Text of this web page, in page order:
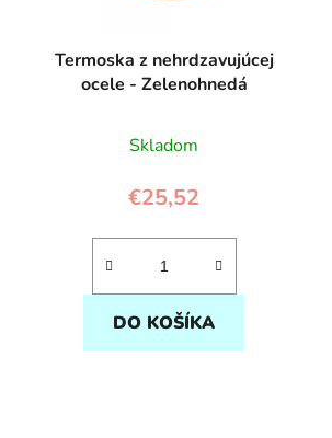
Termoska z nehrdzavujúcej
ocele - Zelenohnedá
Skladom
€25,52
DO KOŠÍKA